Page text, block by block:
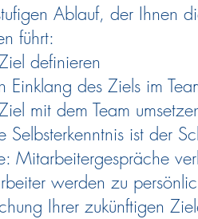
Ablauf, der Ihnen
führt:
definieren
Einklang des Ziels im
mit dem Team
Selbsterkenntnis ist der
Mitarbeitergespräche
werden zu
Ihrer zukünftigen